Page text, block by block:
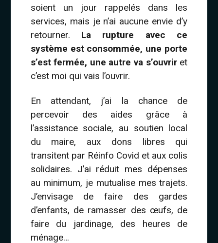
soient un jour rappelés dans les
services, mais je n’ai aucune envie d’y
retourner. La rupture avec ce
système est consommée, une porte
s’est fermée, une autre va s’ouvriret
c’est moi qui vais l’ouvrir.
En attendant, j’ai la chance de
percevoir des aides grâce à
l’assistance sociale, au soutien local
du maire, aux dons libres qui
transitent par Réinfo Covid et aux colis
solidaires. J’ai réduit mes dépenses
au minimum, je mutualise mes trajets.
J’envisage de faire des gardes
d’enfants, de ramasser des œufs, de
faire du jardinage, des heures de
ménage…